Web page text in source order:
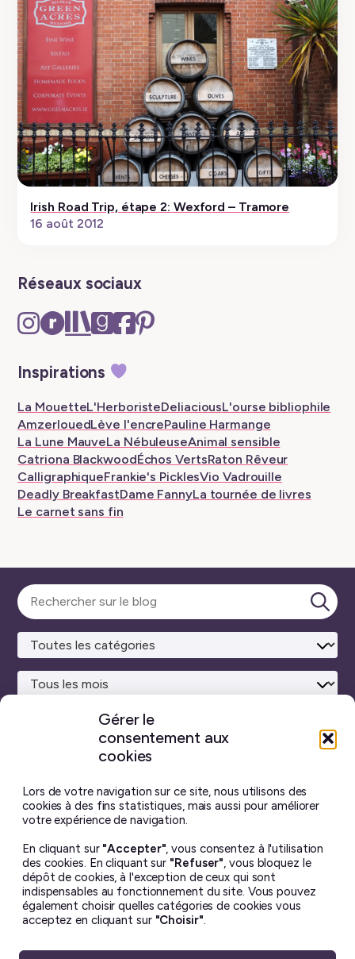
Gérer le
consentement aux
cookies
Lors de votre navigation sur ce site, nous utilisons des
cookies à des fins statistiques, mais aussi pour améliorer
votre expérience de navigation.
En cliquant sur "Accepter", vous consentez à l'utilisation
des cookies. En cliquant sur "Refuser", vous bloquez le
dépôt de cookies, à l'exception de ceux qui sont
indispensables au fonctionnement du site. Vous pouvez
également choisir quelles catégories de cookies vous
acceptez en cliquant sur "Choisir".
Irish Road Trip, étape 2: Wexford – Tramore
16 août 2012
Réseaux sociaux
Instagram
–
tab
Ravelry
–
tab
The
Storygraph
New
tab
Goodreads
–
tab
Facebook
–
Pinterest
Inspirations
La MouetteL'HerboristeDeliaciousL'ourse bibliophile
AmzerlouedLève l'encrePauline Harmange
La Lune MauveLa NébuleuseAnimal sensible
Catriona BlackwoodÉchos VertsRaton Rêveur
CalligraphiqueFrankie's PicklesVio Vadrouille
Deadly BreakfastDame FannyLa tournée de livres
Le carnet sans fin
la
Sélectionner
une
réalisé avecWordPress ♥et beaucoup de café.
intelligence artificielle générative.J’ai pris toutes les
photos moi-même, et chaque billet est écrit à la main.
de la licenseCreative Commons BY-NC-ND 4.0.
Il ne peut en aucun cas être altéré ou reproduit à des fins
commerciales. Si vous souhaitez utiliser une de mes photos
– dans un but non lucratif uniquement – merci de me
demander la permission avant ☺︎